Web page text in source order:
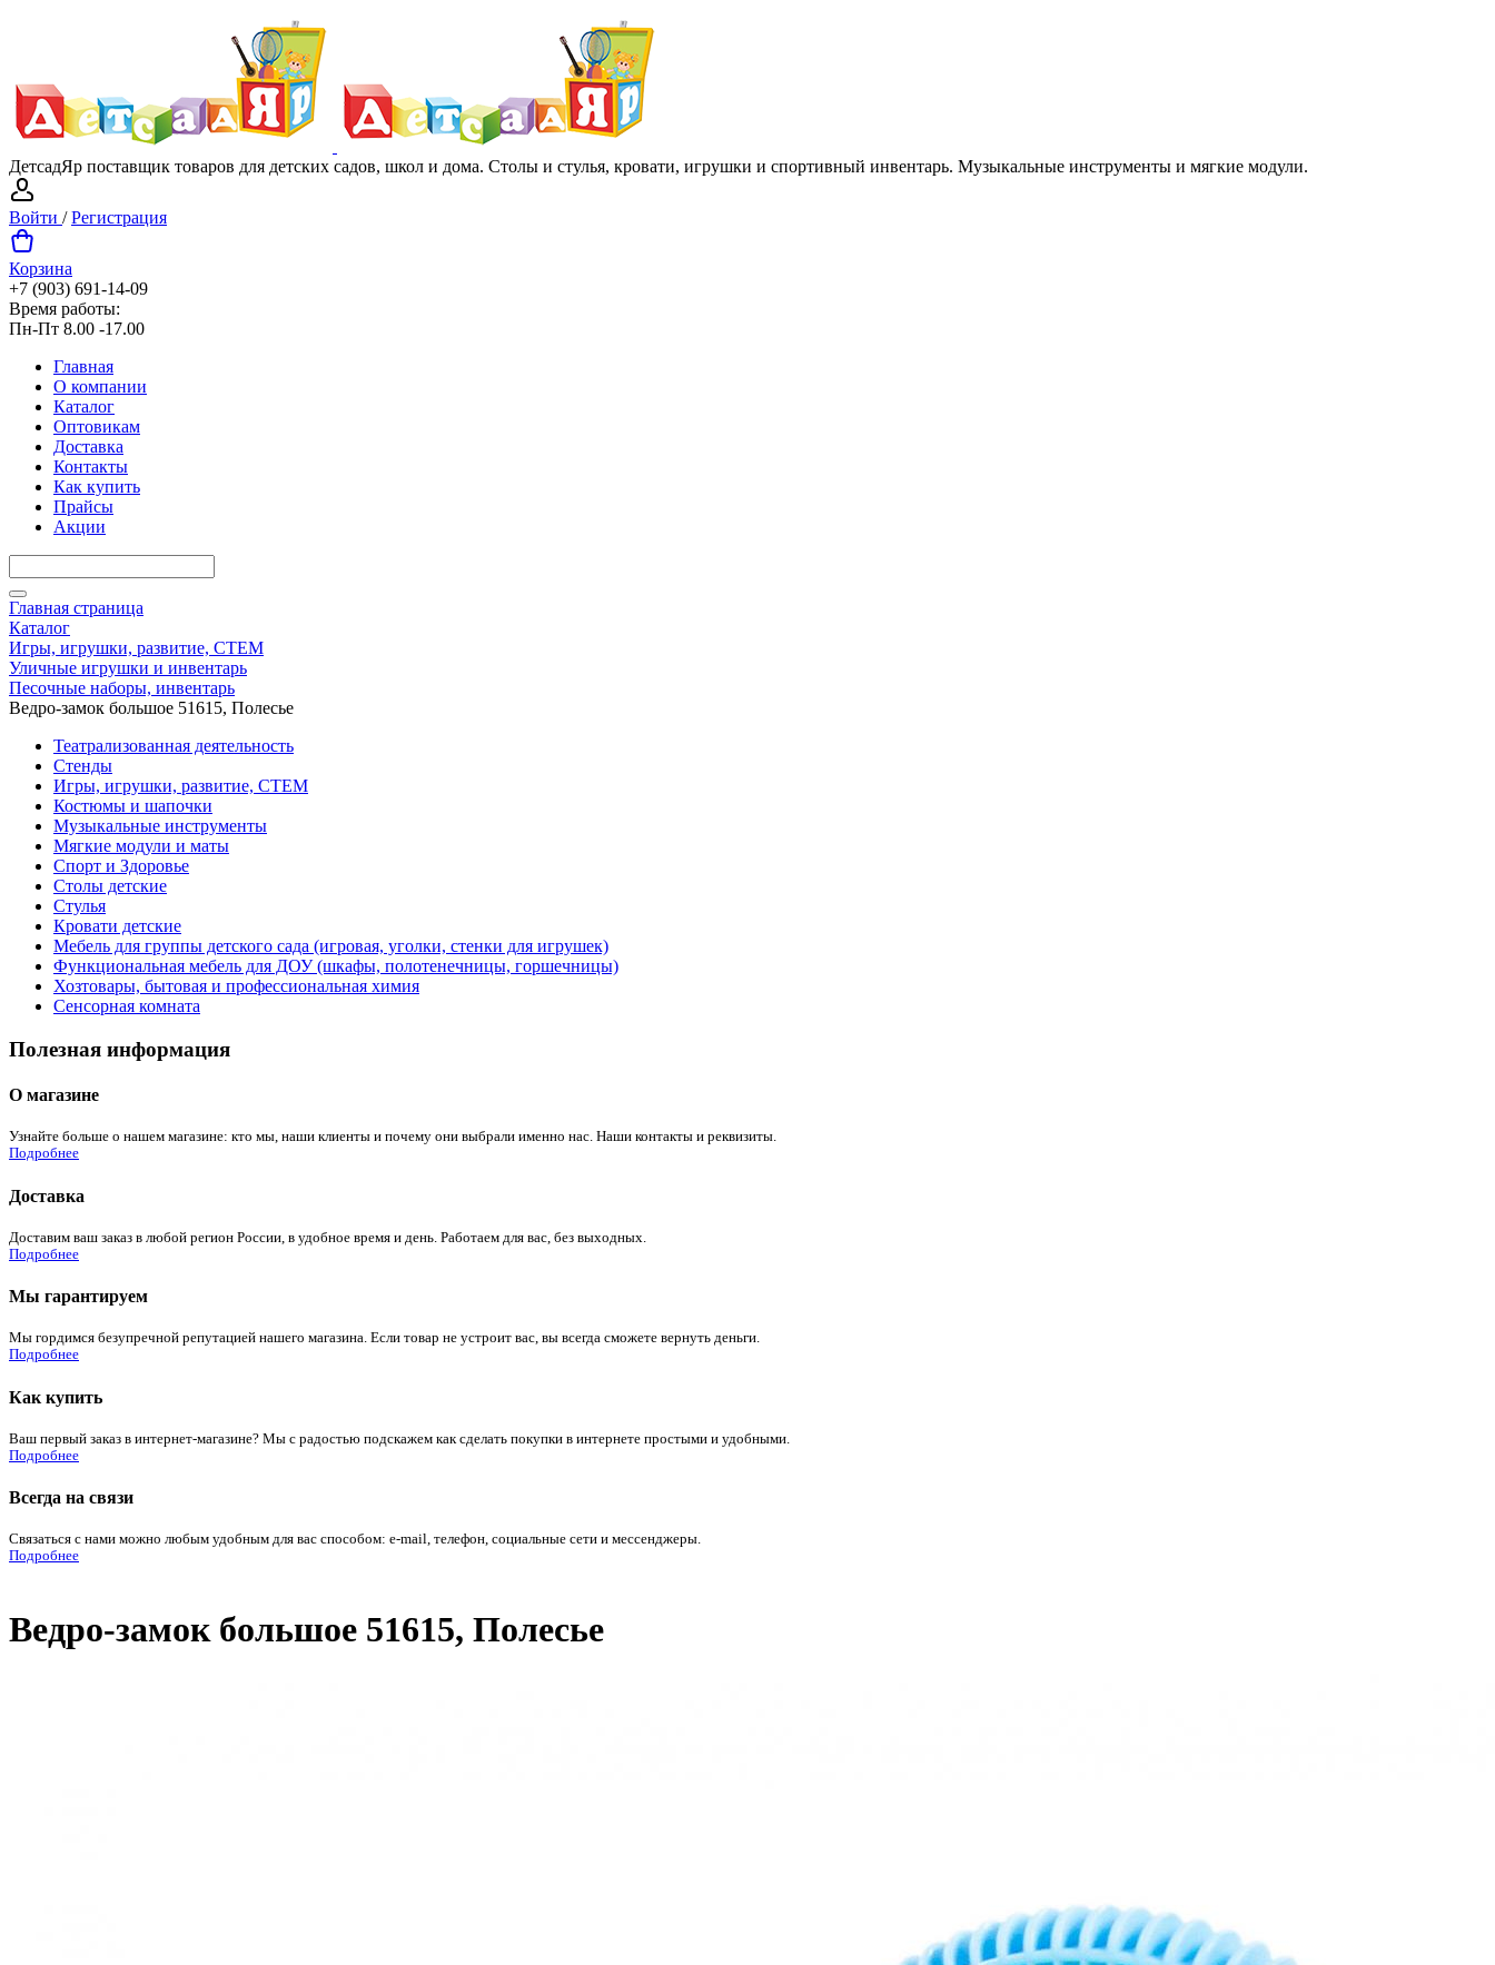
ДетсадЯр поставщик товаров для детских садов, школ и дома. Столы и стулья, кровати, игрушки и спортивный инвентарь. Музыкальные инструменты и мягкие модули.
Войти /Регистрация
Корзина
+7 (903) 691-14-09
Время работы:
Пн-Пт 8.00 -17.00
Главная
О компании
Каталог
Оптовикам
Доставка
Контакты
Как купить
Прайсы
Акции
Главная страница
Каталог
Игры, игрушки, развитие, СТЕМ
Уличные игрушки и инвентарь
Песочные наборы, инвентарь
Ведро-замок большое 51615, Полесье
Театрализованная деятельность
Стенды
Игры, игрушки, развитие, СТЕМ
Костюмы и шапочки
Музыкальные инструменты
Мягкие модули и маты
Спорт и Здоровье
Столы детские
Стулья
Кровати детские
Мебель для группы детского сада (игровая, уголки, стенки для игрушек)
Функциональная мебель для ДОУ (шкафы, полотенечницы, горшечницы)
Хозтовары, бытовая и профессиональная химия
Сенсорная комната
Полезная информация
О магазине
Узнайте больше о нашем магазине: кто мы, наши клиенты и почему они выбрали именно нас. Наши контакты и реквизиты.
Подробнее
Доставка
Доставим ваш заказ в любой регион России, в удобное время и день. Работаем для вас, без выходных.
Подробнее
Мы гарантируем
Мы гордимся безупречной репутацией нашего магазина. Если товар не устроит вас, вы всегда сможете вернуть деньги.
Подробнее
Как купить
Ваш первый заказ в интернет-магазине? Мы с радостью подскажем как сделать покупки в интернете простыми и удобными.
Подробнее
Всегда на связи
Связаться с нами можно любым удобным для вас способом: e-mail, телефон, социальные сети и мессенджеры.
Подробнее
Ведро-замок большое 51615, Полесье